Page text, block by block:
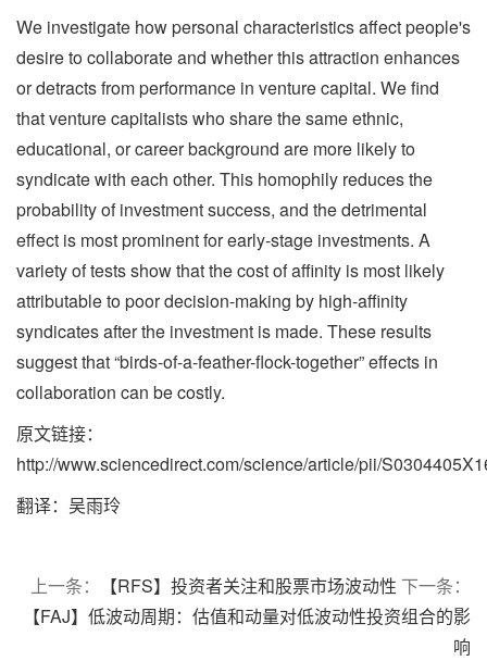
We investigate how personal characteristics affect people's
desire to collaborate and whether this attraction enhances
or detracts from performance in venture capital. We find
that venture capitalists who share the same ethnic,
educational, or career background are more likely to
syndicate with each other. This homophily reduces the
probability of investment success, and the detrimental
effect is most prominent for early-stage investments. A
variety of tests show that the cost of affinity is most likely
attributable to poor decision-making by high-affinity
syndicates after the investment is made. These results
suggest that “birds-of-a-feather-flock-together” effects in
collaboration can be costly.
原文链接：
http://www.sciencedirect.com/science/article/pii/
翻译：吴雨玲
上一条： 【RFS】投资者关注和股票市场波动性 下一条：
【FAJ】低波动周期：估值和动量对低波动性投资组合的影
响